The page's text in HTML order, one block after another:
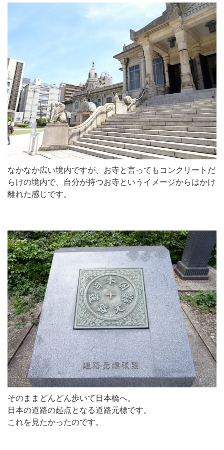
なかなか広い境内ですが、お寺と言ってもコンクリートだ
らけの境内で、自分が持つお寺というイメージからはかけ
離れた感じです。
そのままどんどん歩いて日本橋へ。
日本の道路の起点となる道路元標です。
これを見たかったのです。